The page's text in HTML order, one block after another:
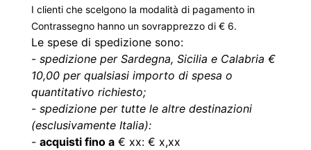
I clienti che scelgono la modalità di pagamento in
Contrassegno hanno un sovrapprezzo di € 6.
Le spese di spedizione sono:
- spedizione per Sardegna, Sicilia e Calabria €
10,00 per qualsiasi importo di spesa o
quantitativo richiesto;
- spedizione per tutte le altre destinazioni
(esclusivamente Italia):
- acquisti fino a € xx: € x,xx